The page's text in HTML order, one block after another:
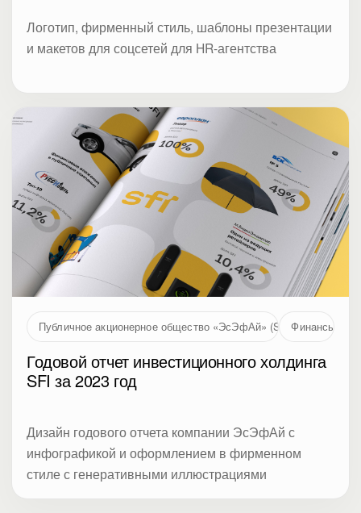
Логотип, фирменный стиль, шаблоны презентации
и макетов для соцсетей для HR-агентства
Публичное акционерное общество «ЭсЭфАй» (SFI, MOEX:
Финансы
Годовой отчет инвестиционного холдинга
SFI за 2023 год
Дизайн годового отчета компании ЭсЭфАй с
инфографикой и оформлением в фирменном
стиле с генеративными иллюстрациями